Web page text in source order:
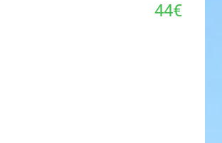
44€